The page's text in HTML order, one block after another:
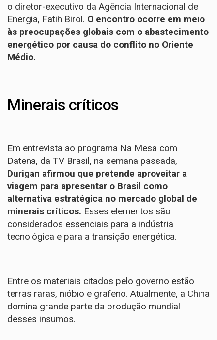
o diretor-executivo da Agência Internacional de
Energia, Fatih Birol. O encontro ocorre em meio
às preocupações globais com o abastecimento
energético por causa do conflito no Oriente
Médio.
Minerais críticos
Em entrevista ao programa Na Mesa com
Datena, da TV Brasil, na semana passada,
Durigan afirmou que pretende aproveitar a
viagem para apresentar o Brasil como
alternativa estratégica no mercado global de
minerais críticos. Esses elementos são
considerados essenciais para a indústria
tecnológica e para a transição energética.
Entre os materiais citados pelo governo estão
terras raras, nióbio e grafeno. Atualmente, a China
domina grande parte da produção mundial
desses insumos.